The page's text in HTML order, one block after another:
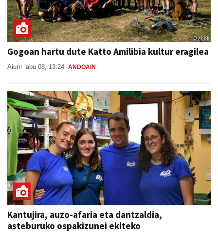
Gogoan hartu dute Katto Amilibia kultur eragilea
Aiurri abu 08, 13:24 ANDOAIN
Kantujira, auzo-afaria eta dantzaldia,
asteburuko ospakizunei ekiteko